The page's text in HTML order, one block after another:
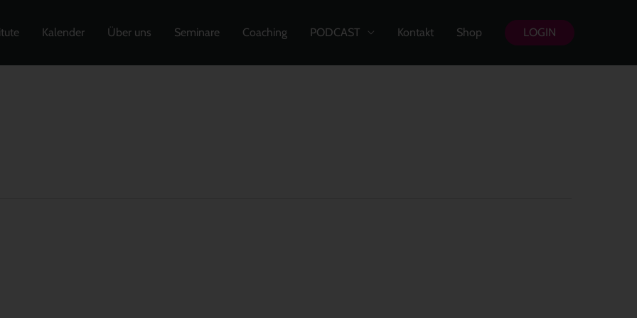
Kalender Über uns Seminare Coaching PODCAST Kontakt Shop LOGIN